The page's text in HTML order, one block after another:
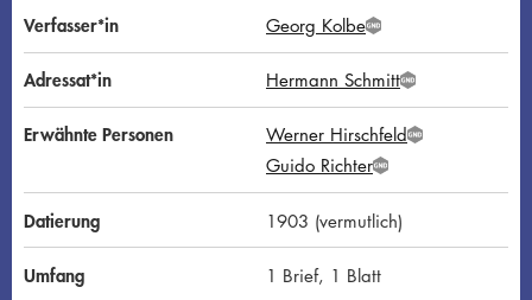
Verfasser*in Georg KolbeG
N
D
Adressat*in Hermann SchmittG
N
D
Erwähnte Personen Werner HirschfeldG
D
Guido RichterG
N
D
Datierung 1903 (vermutlich)
Umfang 1 Brief, 1 Blatt